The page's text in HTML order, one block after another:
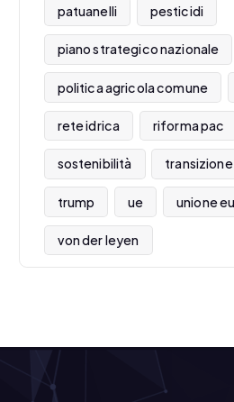
patuanelli pesticidi
piano strategico nazionale
politica agricola comune
rete idrica riforma pac
sostenibilità
trump ue unione
von der leyen